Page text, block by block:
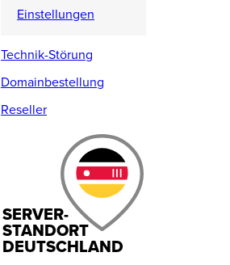
Einstellungen
Technik-Störung
Domainbestellung
Reseller
SERVER-
STANDORT
DEUTSCHLAND